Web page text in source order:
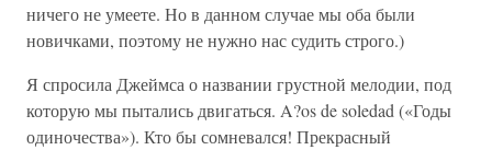
ничего не умеете. Но в данном случае мы оба были
новичками, поэтому не нужно нас судить строго.)
Я спросила Джеймса о названии грустной мелодии, под
которую мы пытались двигаться. A?os de soledad («Годы
одиночества»). Кто бы сомневался! Прекрасный